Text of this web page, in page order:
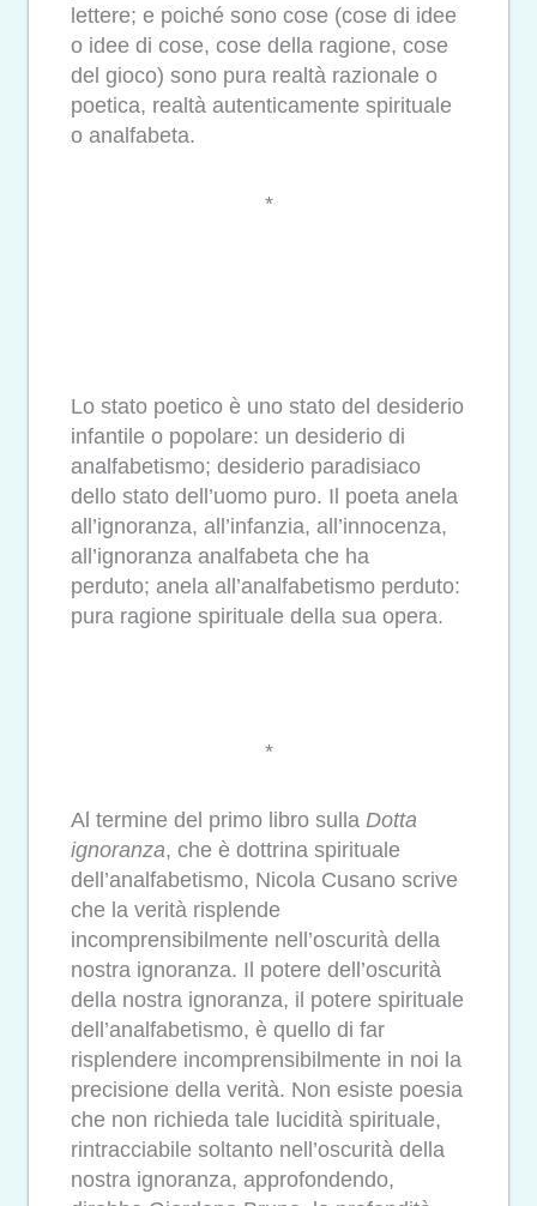
lettere; e poiché sono cose (cose di idee
o idee di cose, cose della ragione, cose
del gioco) sono pura realtà razionale o
poetica, realtà autenticamente spirituale
o analfabeta.
*
Lo stato poetico è uno stato del desiderio
infantile o popolare: un desiderio di
analfabetismo; desiderio paradisiaco
dello stato dell’uomo puro. Il poeta anela
all’ignoranza, all’infanzia, all’innocenza,
all’ignoranza analfabeta che ha
perduto; anela all’analfabetismo perduto:
pura ragione spirituale della sua opera.
*
Al termine del primo libro sulla Dotta
ignoranza, che è dottrina spirituale
dell’analfabetismo, Nicola Cusano scrive
che la verità risplende
incomprensibilmente nell’oscurità della
nostra ignoranza. Il potere dell’oscurità
della nostra ignoranza, il potere spirituale
dell’analfabetismo, è quello di far
risplendere incomprensibilmente in noi la
precisione della verità. Non esiste poesia
che non richieda tale lucidità spirituale,
rintracciabile soltanto nell’oscurità della
nostra ignoranza, approfondendo,